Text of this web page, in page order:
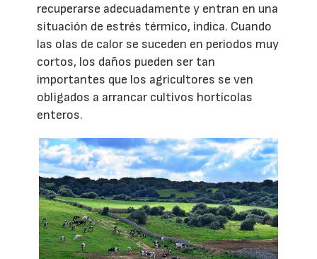
recuperarse adecuadamente y entran en una
situación de estrés térmico, indica. Cuando
las olas de calor se suceden en periodos muy
cortos, los daños pueden ser tan
importantes que los agricultores se ven
obligados a arrancar cultivos hortícolas
enteros.